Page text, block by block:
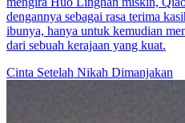
dengannya sebagai rasa terima
ibunya, hanya untuk kemudian
dari sebuah kerajaan yang kuat.
Cinta Setelah Nikah Dimanjakan